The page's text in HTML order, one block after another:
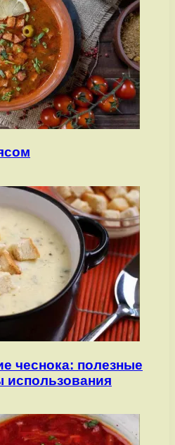
чеснока: полезные
использования